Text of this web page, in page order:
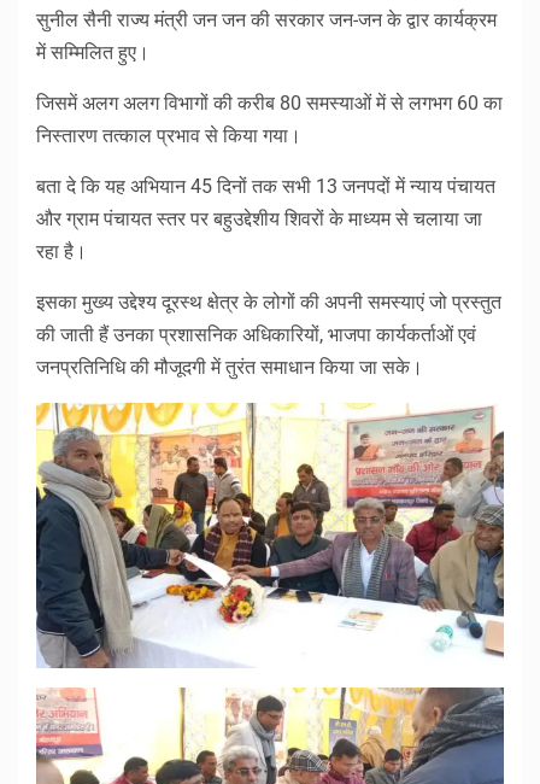
सुनील सैनी राज्य मंत्री जन जन की सरकार जन-जन के द्वार कार्यक्रम
में सम्मिलित हुए।
जिसमें अलग अलग विभागों की करीब 80 समस्याओं में से लगभग 60 का
निस्तारण तत्काल प्रभाव से किया गया।
बता दे कि यह अभियान 45 दिनों तक सभी 13 जनपदों में न्याय पंचायत
और ग्राम पंचायत स्तर पर बहुउद्देशीय शिवरों के माध्यम से चलाया जा
रहा है।
इसका मुख्य उद्देश्य दूरस्थ क्षेत्र के लोगों की अपनी समस्याएं जो प्रस्तुत
की जाती हैं उनका प्रशासनिक अधिकारियों, भाजपा कार्यकर्ताओं एवं
जनप्रतिनिधि की मौजूदगी में तुरंत समाधान किया जा सके।